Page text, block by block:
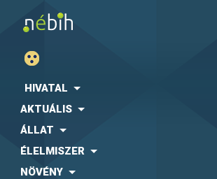
HIVATAL
AKTUÁLIS
ÁLLAT
ÉLELMISZER
NÖVÉNY